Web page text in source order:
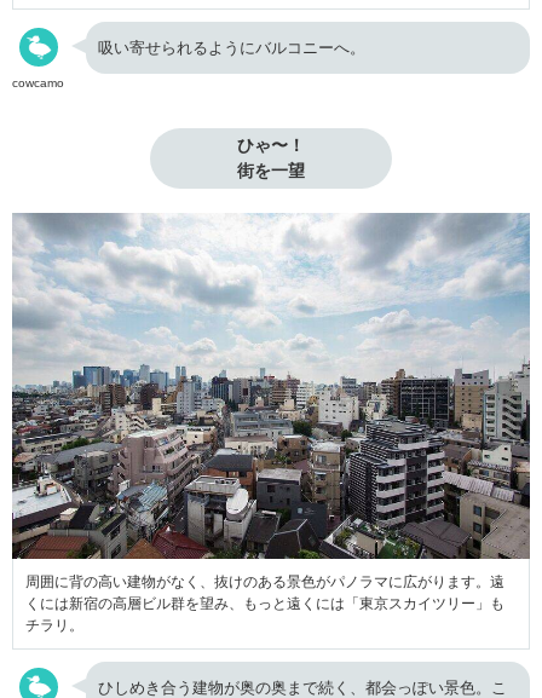
cowcamo
吸い寄せられるようにバルコニーへ。
ひゃ〜！
街を一望
周囲に背の高い建物がなく、抜けのある景色がパノラマに広がります。遠
くには新宿の高層ビル群を望み、もっと遠くには「東京スカイツリー」も
チラリ。
ひしめき合う建物が奥の奥まで続く、都会っぽい景色。こ